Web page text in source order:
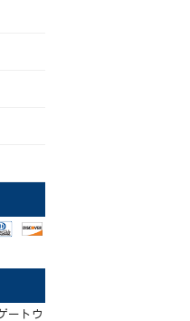
ートウ